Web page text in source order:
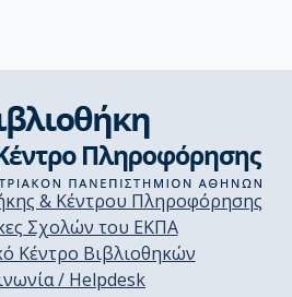
& Κέντρου Πληροφόρησης
Σχολών του ΕΚΠΑ
Κέντρο Βιβλιοθηκών
/ Helpdesk